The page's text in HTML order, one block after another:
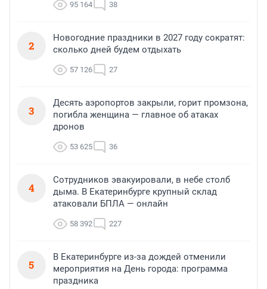
95 164 38
2
Новогодние праздники в 2027 году сократят:
сколько дней будем отдыхать
57 126 27
3
Десять аэропортов закрыли, горит промзона,
погибла женщина — главное об атаках
дронов
53 625 36
4
Сотрудников эвакуировали, в небе столб
дыма. В Екатеринбурге крупный склад
атаковали БПЛА — онлайн
58 392 227
5
В Екатеринбурге из-за дождей отменили
мероприятия на День города: программа
праздника